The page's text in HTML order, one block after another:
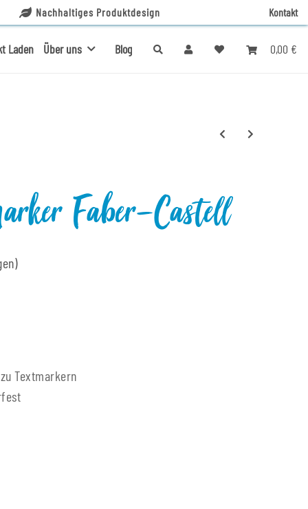
Nachhaltiges Produktdesign Kontakt
0,00 €
Laden Über uns Blog
Faber-Castell
Textmarkern